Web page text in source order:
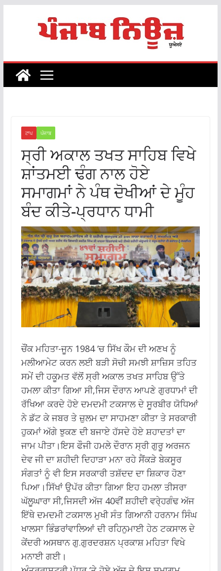
ਟਾਪ ਪੰਜਾਬ
ਸ੍ਰੀ ਅਕਾਲ ਤਖਤ ਸਾਹਿਬ ਵਿਖੇ
ਸ਼ਾਂਤਮਈ ਢੰਗ ਨਾਲ ਹੋਏ
ਸਮਾਗਮਾਂ ਨੇ ਪੰਥ ਦੋਖੀਆਂ ਦੇ ਮੂੰਹ
ਬੰਦ ਕੀਤੇ-ਪ੍ਰਧਾਨ ਧਾਮੀ
ਚੌਂਕ ਮਹਿਤਾ-ਜੂਨ 1984 ‘ਚ ਸਿੱਖ ਕੌਮ ਦੀ ਅਣਖ ਨੂੰ
ਮਲੀਆਮੇਟ ਕਰਨ ਲਈ ਬੜੀ ਸੋਚੀ ਸਮਝੀ ਸ਼ਾਜ਼ਿਸ ਤਹਿਤ
ਸਮੇਂ ਦੀ ਹਕੂਮਤ ਵੱਲੋਂ ਸ੍ਰੀ ਅਕਾਲ ਤਖਤ ਸਾਹਿਬ ਉੱਤੇ
ਹਮਲਾ ਕੀਤਾ ਗਿਆ ਸੀ,ਜਿਸ ਦੌਰਾਨ ਆਪਣੇ ਗੁਰਧਾਮਾਂ ਦੀ
ਰੱਖਿਆ ਕਰਦੇ ਹੋਏ ਦਮਦਮੀ ਟਕਸਾਲ ਦੇ ਸੂਰਬੀਰ ਯੋਧਿਆਂ
ਨੇ ਡੱਟ ਕੇ ਜਬਰ ਤੇ ਜ਼ੁਲਮ ਦਾ ਸਾਹਮਣਾ ਕੀਤਾ ਤੇ ਸਰਕਾਰੀ
ਹੁਕਮਾਂ ਅੱਗੇ ਝੁਕਣ ਦੀ ਬਜਾਏ ਹੱਸਦੇ ਹੋਏ ਸ਼ਹਾਦਤਾਂ ਦਾ
ਜਾਮ ਪੀਤਾ।ਇਸ ਫੌਜੀ ਹਮਲੇ ਦੌਰਾਨ ਸ੍ਰੀ ਗੁਰੂ ਅਰਜਨ
ਦੇਵ ਜੀ ਦਾ ਸ਼ਹੀਦੀ ਦਿਹਾੜਾ ਮਨਾ ਰਹੇ ਸੈਂਕੜੇ ਬੇਕਸੂਰ
ਸੰਗਤਾਂ ਨੂੰ ਵੀ ਇਸ ਸਰਕਾਰੀ ਤਸ਼ੱਦਦ ਦਾ ਸ਼ਿਕਾਰ ਹੋਣਾ
ਪਿਆ।ਸਿੱਖਾਂ ਉਪੱਰ ਕੀਤਾ ਗਿਆ ਇਹ ਹਮਲਾ ਤੀਸਰਾ
ਘੱਲੂਘਾਰਾ ਸੀ,ਜਿਸਦੀ ਅੱਜ 40ਵੀਂ ਸ਼ਹੀਦੀ ਵਰੇ੍ਹਗੰਢ ਅੱਜ
ਇੱਥੇ ਦਮਦਮੀ ਟਕਸਾਲ ਮੁਖੀ ਸੰਤ ਗਿਆਨੀ ਹਰਨਾਮ ਸਿੰਘ
ਖਾਲਸਾ ਭਿੰਡਰਾਂਵਾਲਿਆਂ ਦੀ ਰਹਿਨੁਮਾਈ ਹੇਠ ਟਕਸਾਲ ਦੇ
ਕੇਂਦਰੀ ਅਸਥਾਨ ਗੁ.ਗੁਰਦਰਸ਼ਨ ਪ੍ਰਕਾਸ਼ ਮਹਿਤਾ ਵਿਖੇ
ਮਨਾਈ ਗਈ।